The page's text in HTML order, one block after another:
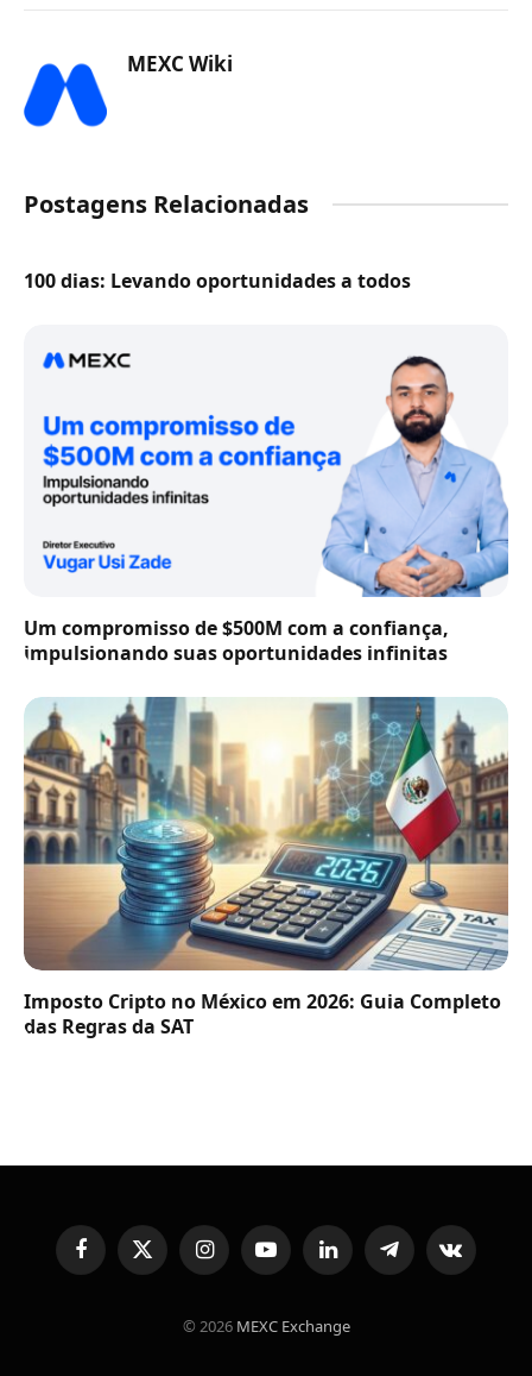
MEXC Wiki
Postagens Relacionadas
100 dias: Levando oportunidades a todos
Um compromisso de $500M com a confiança,
impulsionando suas oportunidades infinitas
Imposto Cripto no México em 2026: Guia Completo
das Regras da SAT
FacebookX
(Twitter)
InstagramYouTubeLinkedInTelegramVKontakte
© 2026 MEXC Exchange